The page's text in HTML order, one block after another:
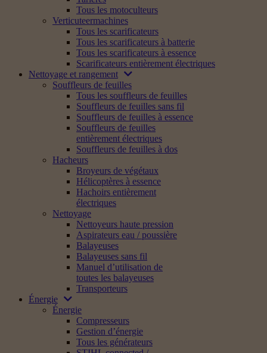
Tous les motoculteurs
Verticuteermachines
Tous les scarificateurs
Tous les scarificateurs à batterie
Tous les scarificateurs à essence
Scarificateurs entièrement électriques
Nettoyage et rangement
Souffleurs de feuilles
Tous les souffleurs de feuilles
Souffleurs de feuilles sans fil
Souffleurs de feuilles à essence
Souffleurs de feuilles
entièrement électriques
Souffleurs de feuilles à dos
Hacheurs
Broyeurs de végétaux
Hélicoptères à essence
Hachoirs entièrement
électriques
Nettoyage
Nettoyeurs haute pression
Aspirateurs eau / poussière
Balayeuses
Balayeuses sans fil
Manuel d’utilisation de
toutes les balayeuses
Transporteurs
Énergie
Énergie
Compresseurs
Gestion d’énergie
Tous les générateurs